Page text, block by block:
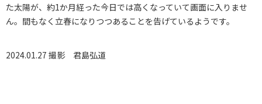
た太陽が、約1か月経った今日では高くなっていて画面に入りませ
ん。間もなく立春になりつつあることを告げているようです。
2024.01.27 撮影 君島弘道